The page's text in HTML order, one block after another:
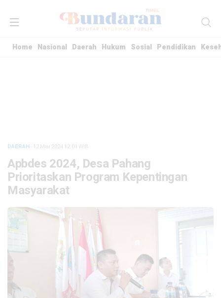
Home Nasional Daerah Hukum Sosial Pendidikan
DAERAH · 12 Mar 2024 12:01 WIB
Apbdes 2024, Desa Pahang
Prioritaskan Program Kepentingan
Masyarakat